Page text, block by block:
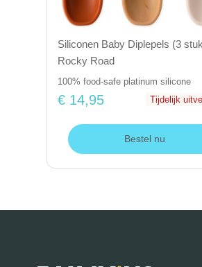
Siliconen Baby Diplepels (3
Rocky Road
100% food-safe platinum silicone
€ 14,95 Tijdelijk
Bestel nu